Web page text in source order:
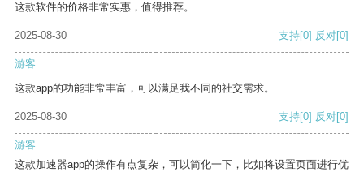
这款软件的价格非常实惠，值得推荐。
2025-08-30 支持[0] 反对[0]
游客
这款app的功能非常丰富，可以满足我不同的社交需求。
2025-08-30 支持[0] 反对[0]
游客
这款加速器app的操作有点复杂，可以简化一下，比如将设置页面进行优